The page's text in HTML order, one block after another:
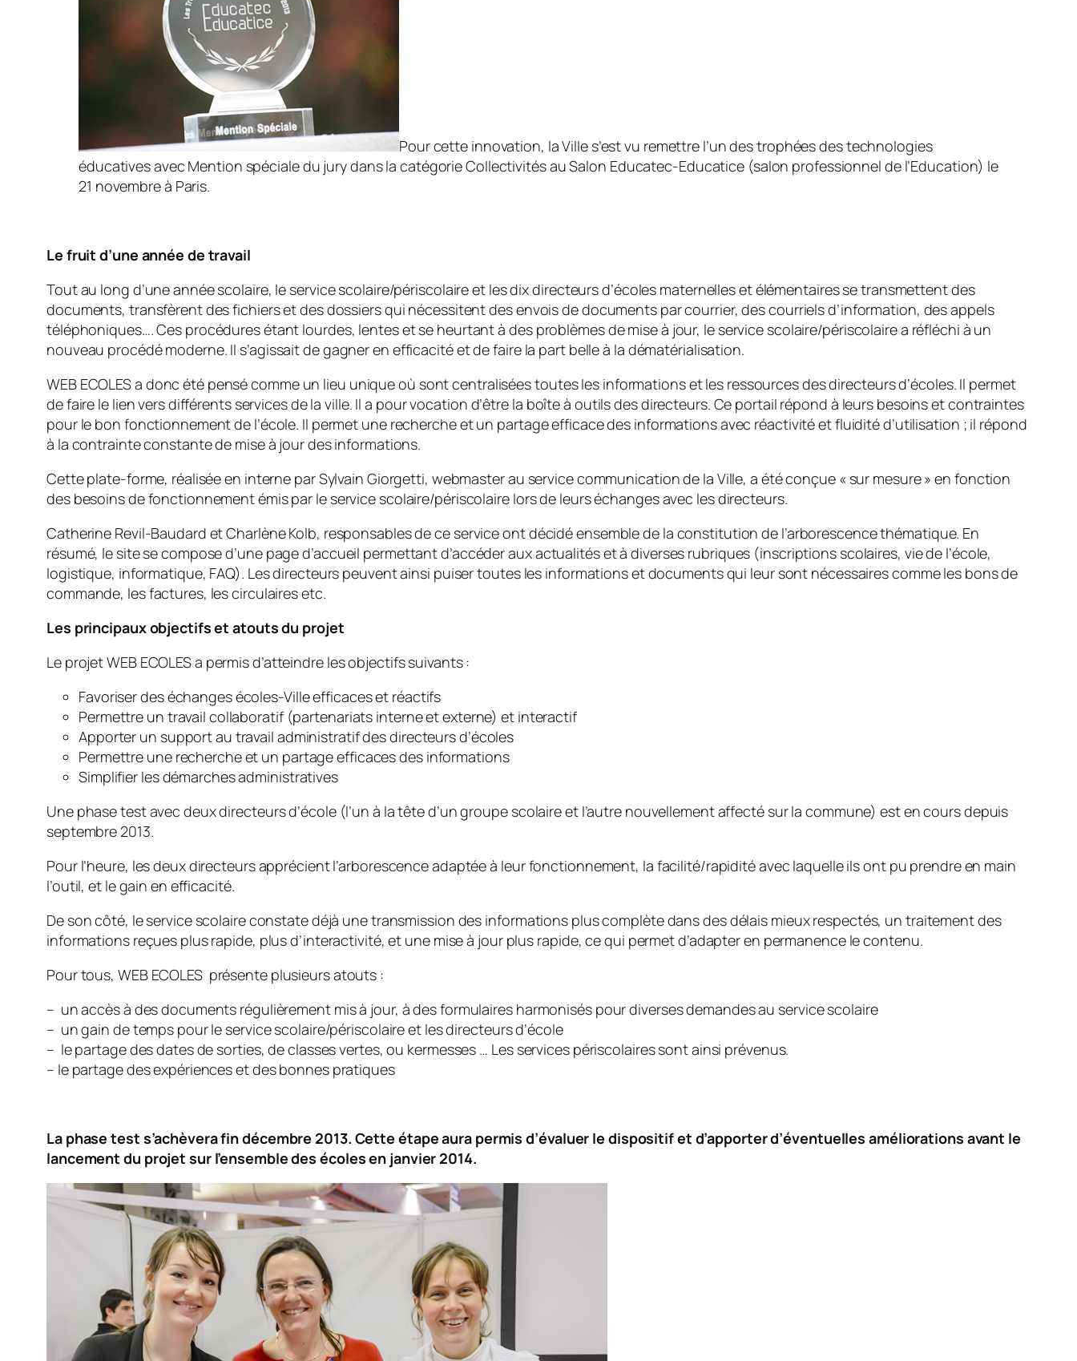
Pour cette innovation, la Ville s’est vu remettre l’un des trophées des technologies
éducatives avec Mention spéciale du jury dans la catégorie Collectivités au Salon Educatec-Educatice (salon professionnel de l’Education) le
21 novembre à Paris.
Le fruit d’une année de travail
Tout au long d’une année scolaire, le service scolaire/périscolaire et les dix directeurs d’écoles maternelles et élémentaires se transmettent des
documents, transfèrent des fichiers et des dossiers qui nécessitent des envois de documents par courrier, des courriels d’information, des appels
téléphoniques…. Ces procédures étant lourdes, lentes et se heurtant à des problèmes de mise à jour, le service scolaire/périscolaire a réfléchi à un
nouveau procédé moderne. Il s’agissait de gagner en efficacité et de faire la part belle à la dématérialisation.
WEB ECOLES a donc été pensé comme un lieu unique où sont centralisées toutes les informations et les ressources des directeurs d’écoles. Il permet
de faire le lien vers différents services de la ville. Il a pour vocation d’être la boîte à outils des directeurs. Ce portail répond à leurs besoins et contraintes
pour le bon fonctionnement de l’école. Il permet une recherche et un partage efficace des informations avec réactivité et fluidité d’utilisation ; il répond
à la contrainte constante de mise à jour des informations.
Cette plate-forme, réalisée en interne par Sylvain Giorgetti, webmaster au service communication de la Ville, a été conçue « sur mesure» en fonction
des besoins de fonctionnement émis par le service scolaire/périscolaire lors de leurs échanges avec les directeurs.
Catherine Revil-Baudard et Charlène Kolb, responsables de ce service ont décidé ensemble de la constitution de l’arborescence thématique. En
résumé, le site se compose d’une page d’accueil permettant d’accéder aux actualités et à diverses rubriques (inscriptions scolaires, vie de l’école,
logistique, informatique, FAQ). Les directeurs peuvent ainsi puiser toutes les informations et documents qui leur sont nécessaires comme les bons de
commande, les factures, les circulaires etc.
Les principaux objectifs et atouts du projet
Le projet WEB ECOLES a permis d’atteindre les objectifs suivants :
Favoriser des échanges écoles-Ville efficaces et réactifs
Permettre un travail collaboratif (partenariats interne et externe) et interactif
Apporter un support au travail administratif des directeurs d’écoles
Permettre une recherche et un partage efficaces des informations
Simplifier les démarches administratives
Une phase test avec deux directeurs d’école (l’un à la tête d’un groupe scolaire et l’autre nouvellement affecté sur la commune) est en cours depuis
septembre 2013.
Pour l’heure, les deux directeurs apprécient l’arborescence adaptée à leur fonctionnement, la facilité/rapidité avec laquelle ils ont pu prendre en main
l’outil, et le gain en efficacité.
De son côté, le service scolaire constate déjà une transmission des informations plus complète dans des délais mieux respectés, un traitement des
informations reçues plus rapide, plus d’interactivité, et une mise à jour plus rapide, ce qui permet d’adapter en permanence le contenu.
Pour tous, WEB ECOLES présente plusieurs atouts :
– un accès à des documents régulièrement mis à jour, à des formulaires harmonisés pour diverses demandes au service scolaire
– un gain de temps pour le service scolaire/périscolaire et les directeurs d’école
– le partage des dates de sorties, de classes vertes, ou kermesses … Les services périscolaires sont ainsi prévenus.
– le partage des expériences et des bonnes pratiques
La phase test s’achèvera fin décembre 2013. Cette étape aura permis d’évaluer le dispositif et d’apporter d’éventuelles améliorations avant le
lancement du projet sur l’ensemble des écoles en janvier 2014.